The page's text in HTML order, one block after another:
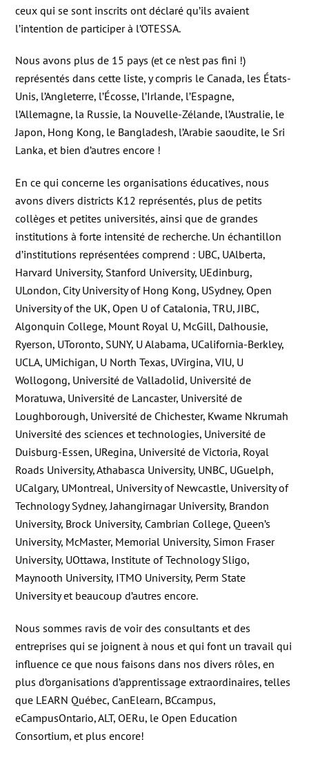
ceux qui se sont inscrits ont déclaré qu’ils avaient
l’intention de participer à l’OTESSA.
Nous avons plus de 15 pays (et ce n’est pas fini !)
représentés dans cette liste, y compris le Canada, les États-
Unis, l’Angleterre, l’Écosse, l’Irlande, l’Espagne,
l’Allemagne, la Russie, la Nouvelle-Zélande, l’Australie, le
Japon, Hong Kong, le Bangladesh, l’Arabie saoudite, le Sri
Lanka, et bien d’autres encore !
En ce qui concerne les organisations éducatives, nous
avons divers districts K12 représentés, plus de petits
collèges et petites universités, ainsi que de grandes
institutions à forte intensité de recherche. Un échantillon
d’institutions représentées comprend : UBC, UAlberta,
Harvard University, Stanford University, UEdinburg,
ULondon, City University of Hong Kong, USydney, Open
University of the UK, Open U of Catalonia, TRU, JIBC,
Algonquin College, Mount Royal U, McGill, Dalhousie,
Ryerson, UToronto, SUNY, U Alabama, UCalifornia-Berkley,
UCLA, UMichigan, U North Texas, UVirgina, VIU, U
Wollogong, Université de Valladolid, Université de
Moratuwa, Université de Lancaster, Université de
Loughborough, Université de Chichester, Kwame Nkrumah
Université des sciences et technologies, Université de
Duisburg-Essen, URegina, Université de Victoria, Royal
Roads University, Athabasca University, UNBC, UGuelph,
UCalgary, UMontreal, University of Newcastle, University of
Technology Sydney, Jahangirnagar University, Brandon
University, Brock University, Cambrian College, Queen’s
University, McMaster, Memorial University, Simon Fraser
University, UOttawa, Institute of Technology Sligo,
Maynooth University, ITMO University, Perm State
University et beaucoup d’autres encore.
Nous sommes ravis de voir des consultants et des
entreprises qui se joignent à nous et qui font un travail qui
influence ce que nous faisons dans nos divers rôles, en
plus d’organisations d’apprentissage extraordinaires, telles
que LEARN Québec, CanElearn, BCcampus,
eCampusOntario, ALT, OERu, le Open Education
Consortium, et plus encore!